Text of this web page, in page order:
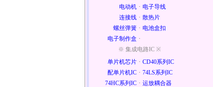
电动机 · 电子导线
连接线 · 散热片
螺丝弹簧 · 电池盒扣
电子制作盒 ·
※ 集成电路IC ※
单片机芯片 · CD40系列IC
配单片机IC · 74LS系列IC
74HC系列IC · 运放耦合器